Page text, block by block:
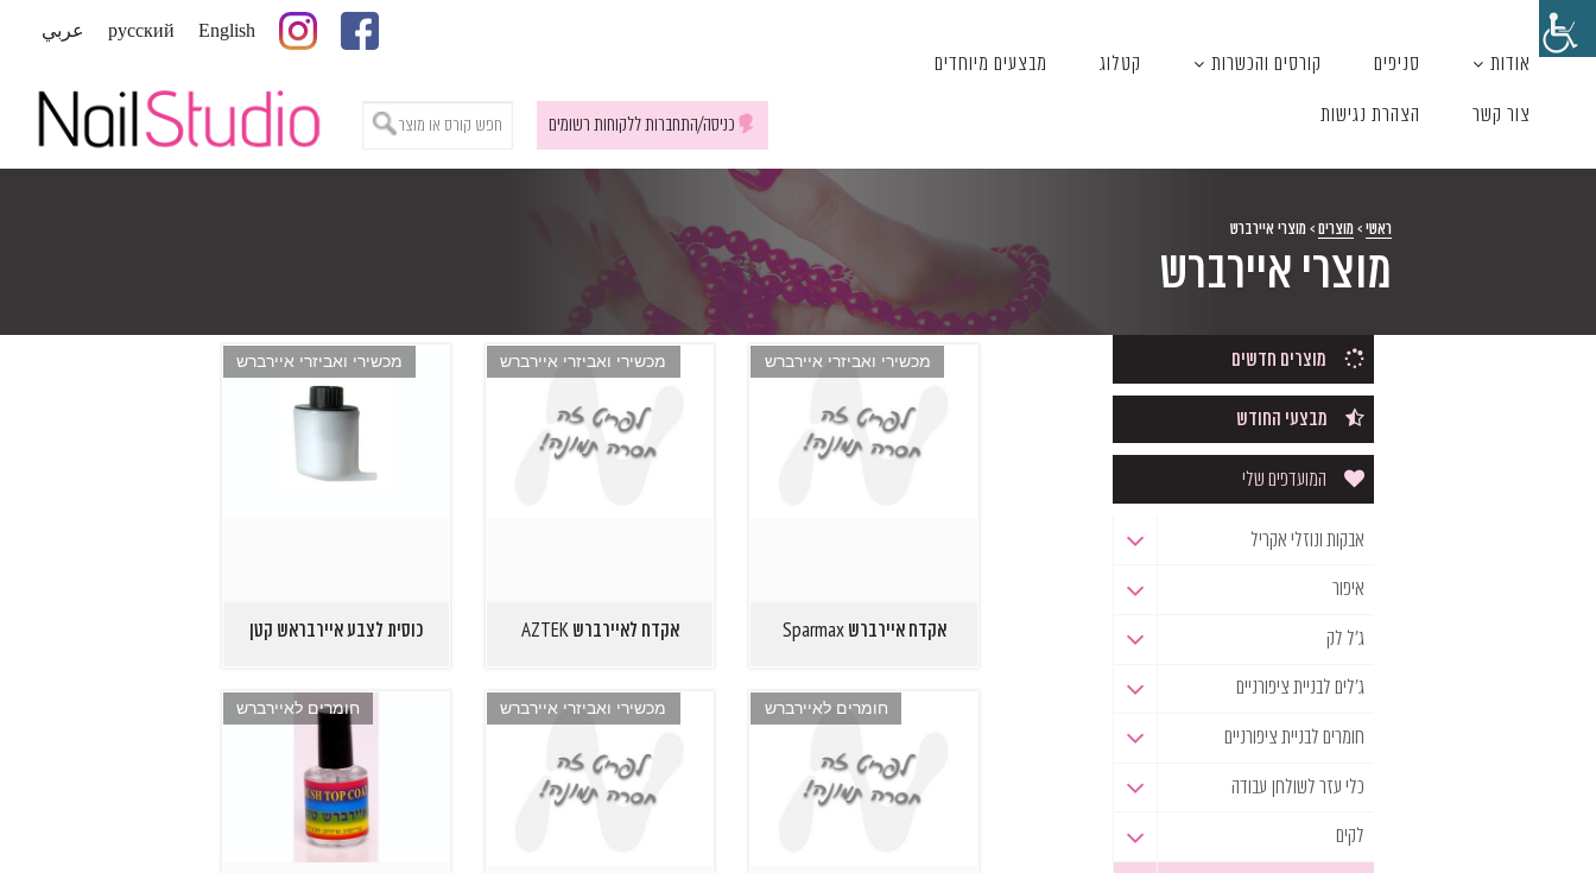
אודות סניפים קורסים והכשרות קטלוג מבצעים מיוחדים
צור קשר הצהרת נגישות
English
русский عربي
כניסה/התחברות ללקוחות רשומים
ראשי > מוצרים > מוצרי איירברש
מוצרי איירברש
מוצרים חדשים
מבצעי החודש
המועדפים שלי
אבקות ונוזלי אקריל
איפור
ג'ל לק
ג'לים לבניית ציפורניים
חומרים לבניית ציפורניים
כלי עזר לשולחן עבודה
לקים
מכשירי ואביזרי איירברש
אקדח איירברש Sparmax
מכשירי ואביזרי איירברש
אקדח לאיירברש AZTEK
מכשירי ואביזרי איירברש
כוסית לצבע איירבראש קטן
חומרים לאיירברש מכשירי ואביזרי איירברש חומרים לאיירברש